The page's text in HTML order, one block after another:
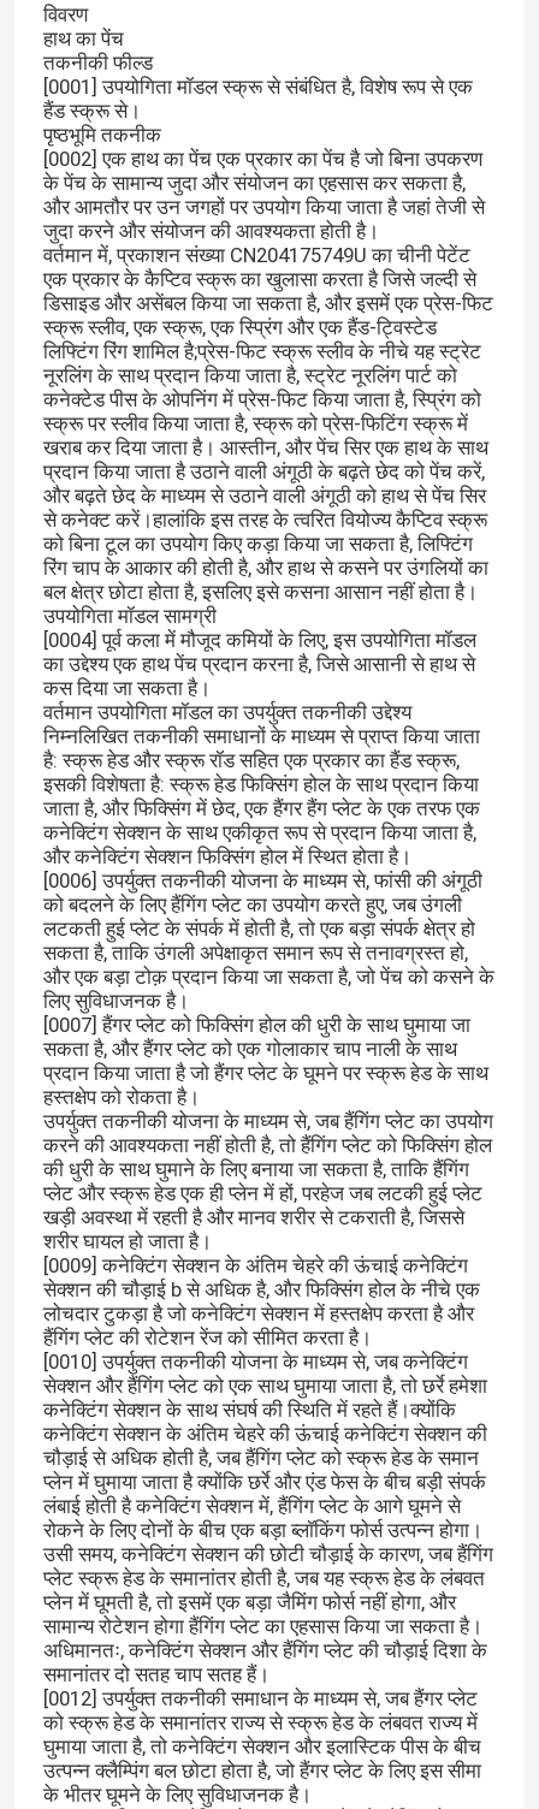
घर
उत्पाद
वीडियो
हमारे बारे में
फ़ैक्टरी टूर
गुणवत्ता नियंत्रण
विवरण
हाथ का पेंच
तकनीकी फील्ड
[0001] उपयोगिता मॉडल स्क्रू से संबंधित है, विशेष रूप से एक
हैंड स्क्रू से।
पृष्ठभूमि तकनीक
[0002] एक हाथ का पेंच एक प्रकार का पेंच है जो बिना उपकरण
के पेंच के सामान्य जुदा और संयोजन का एहसास कर सकता है,
और आमतौर पर उन जगहों पर उपयोग किया जाता है जहां तेजी से
जुदा करने और संयोजन की आवश्यकता होती है।
वर्तमान में, प्रकाशन संख्या CN204175749U का चीनी पेटेंट
एक प्रकार के कैप्टिव स्क्रू का खुलासा करता है जिसे जल्दी से
डिसाइड और असेंबल किया जा सकता है, और इसमें एक प्रेस-फिट
स्क्रू स्लीव, एक स्क्रू, एक स्प्रिंग और एक हैंड-ट्विस्टेड
लिफ्टिंग रिंग शामिल है;प्रेस-फिट स्क्रू स्लीव के नीचे यह स्ट्रेट
नूरलिंग के साथ प्रदान किया जाता है, स्ट्रेट नूरलिंग पार्ट को
कनेक्टेड पीस के ओपनिंग में प्रेस-फिट किया जाता है, स्प्रिंग को
स्क्रू पर स्लीव किया जाता है, स्क्रू को प्रेस-फिटिंग स्क्रू में
खराब कर दिया जाता है। आस्तीन, और पेंच सिर एक हाथ के साथ
प्रदान किया जाता है उठाने वाली अंगूठी के बढ़ते छेद को पेंच करें,
और बढ़ते छेद के माध्यम से उठाने वाली अंगूठी को हाथ से पेंच सिर
से कनेक्ट करें।हालांकि इस तरह के त्वरित वियोज्य कैप्टिव स्क्रू
को बिना टूल का उपयोग किए कड़ा किया जा सकता है, लिफ्टिंग
रिंग चाप के आकार की होती है, और हाथ से कसने पर उंगलियों का
बल क्षेत्र छोटा होता है, इसलिए इसे कसना आसान नहीं होता है।
उपयोगिता मॉडल सामग्री
[0004] पूर्व कला में मौजूद कमियों के लिए, इस उपयोगिता मॉडल
का उद्देश्य एक हाथ पेंच प्रदान करना है, जिसे आसानी से हाथ से
कस दिया जा सकता है।
वर्तमान उपयोगिता मॉडल का उपर्युक्त तकनीकी उद्देश्य
निम्नलिखित तकनीकी समाधानों के माध्यम से प्राप्त किया जाता
है: स्क्रू हेड और स्क्रू रॉड सहित एक प्रकार का हैंड स्क्रू,
इसकी विशेषता है: स्क्रू हेड फिक्सिंग होल के साथ प्रदान किया
जाता है, और फिक्सिंग में छेद, एक हैंगर हैंग प्लेट के एक तरफ एक
कनेक्टिंग सेक्शन के साथ एकीकृत रूप से प्रदान किया जाता है,
और कनेक्टिंग सेक्शन फिक्सिंग होल में स्थित होता है।
[0006] उपर्युक्त तकनीकी योजना के माध्यम से, फांसी की अंगूठी
को बदलने के लिए हैंगिंग प्लेट का उपयोग करते हुए, जब उंगली
लटकती हुई प्लेट के संपर्क में होती है, तो एक बड़ा संपर्क क्षेत्र हो
सकता है, ताकि उंगली अपेक्षाकृत समान रूप से तनावग्रस्त हो,
और एक बड़ा टोक़ प्रदान किया जा सकता है, जो पेंच को कसने के
लिए सुविधाजनक है।
[0007] हैंगर प्लेट को फिक्सिंग होल की धुरी के साथ घुमाया जा
सकता है, और हैंगर प्लेट को एक गोलाकार चाप नाली के साथ
प्रदान किया जाता है जो हैंगर प्लेट के घूमने पर स्क्रू हेड के साथ
हस्तक्षेप को रोकता है।
उपर्युक्त तकनीकी योजना के माध्यम से, जब हैंगिंग प्लेट का उपयोग
करने की आवश्यकता नहीं होती है, तो हैंगिंग प्लेट को फिक्सिंग होल
की धुरी के साथ घुमाने के लिए बनाया जा सकता है, ताकि हैंगिंग
प्लेट और स्क्रू हेड एक ही प्लेन में हों, परहेज जब लटकी हुई प्लेट
खड़ी अवस्था में रहती है और मानव शरीर से टकराती है, जिससे
शरीर घायल हो जाता है।
[0009] कनेक्टिंग सेक्शन के अंतिम चेहरे की ऊंचाई कनेक्टिंग
सेक्शन की चौड़ाई b से अधिक है, और फिक्सिंग होल के नीचे एक
लोचदार टुकड़ा है जो कनेक्टिंग सेक्शन में हस्तक्षेप करता है और
हैंगिंग प्लेट की रोटेशन रेंज को सीमित करता है।
[0010] उपर्युक्त तकनीकी योजना के माध्यम से, जब कनेक्टिंग
सेक्शन और हैंगिंग प्लेट को एक साथ घुमाया जाता है, तो छर्रे हमेशा
कनेक्टिंग सेक्शन के साथ संघर्ष की स्थिति में रहते हैं।क्योंकि
कनेक्टिंग सेक्शन के अंतिम चेहरे की ऊंचाई कनेक्टिंग सेक्शन की
चौड़ाई से अधिक होती है, जब हैंगिंग प्लेट को स्क्रू हेड के समान
प्लेन में घुमाया जाता है क्योंकि छर्रे और एंड फेस के बीच बड़ी संपर्क
लंबाई होती है कनेक्टिंग सेक्शन में, हैंगिंग प्लेट के आगे घूमने से
रोकने के लिए दोनों के बीच एक बड़ा ब्लॉकिंग फोर्स उत्पन्न होगा।
उसी समय, कनेक्टिंग सेक्शन की छोटी चौड़ाई के कारण, जब हैंगिंग
प्लेट स्क्रू हेड के समानांतर होती है, जब यह स्क्रू हेड के लंबवत
प्लेन में घूमती है, तो इसमें एक बड़ा जैमिंग फोर्स नहीं होगा, और
सामान्य रोटेशन होगा हैंगिंग प्लेट का एहसास किया जा सकता है।
अधिमानतः, कनेक्टिंग सेक्शन और हैंगिंग प्लेट की चौड़ाई दिशा के
समानांतर दो सतह चाप सतह हैं।
[0012] उपर्युक्त तकनीकी समाधान के माध्यम से, जब हैंगर प्लेट
को स्क्रू हेड के समानांतर राज्य से स्क्रू हेड के लंबवत राज्य में
घुमाया जाता है, तो कनेक्टिंग सेक्शन और इलास्टिक पीस के बीच
उत्पन्न क्लैम्पिंग बल छोटा होता है, जो हैंगर प्लेट के लिए इस सीमा
के भीतर घूमने के लिए सुविधाजनक है।